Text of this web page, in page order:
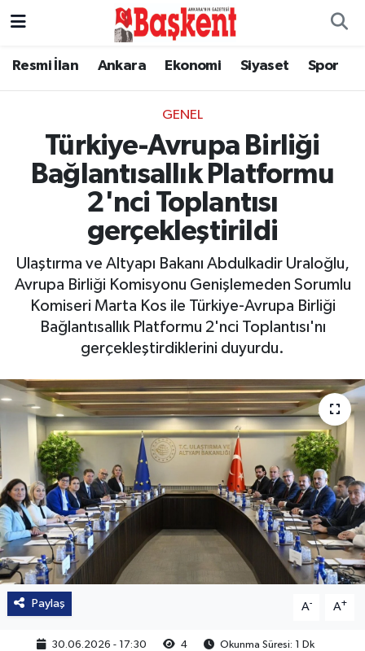
Resmi İlan Ankara Ekonomi Siyaset Spor
GENEL
Türkiye-Avrupa Birliği
Bağlantısallık Platformu
2'nci Toplantısı
gerçekleştirildi
Ulaştırma ve Altyapı Bakanı Abdulkadir Uraloğlu,
Avrupa Birliği Komisyonu Genişlemeden Sorumlu
Komiseri Marta Kos ile Türkiye-Avrupa Birliği
Bağlantısallık Platformu 2'nci Toplantısı'nı
gerçekleştirdiklerini duyurdu.
Paylaş A- A+
30.06.2026 - 17:30 4 Okunma Süresi: 1 Dk